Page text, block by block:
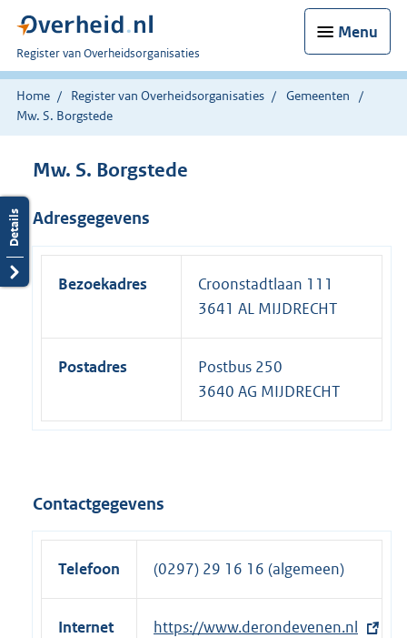
Menu
U
bent
nu
hier:
Register van Overheidsorganisaties
Home Register van Overheidsorganisaties
Gemeenten
Mw. S. Borgstede
Mw. S. Borgstede
Adresgegevens
Bezoekadres
Croonstadtlaan 111
3641 AL MIJDRECHT
Postadres
Postbus 250
3640 AG MIJDRECHT
Contactgegevens
Telefoon (0297) 29 16 16 (algemeen)
Internet
E
https://www.derondevenen.nl